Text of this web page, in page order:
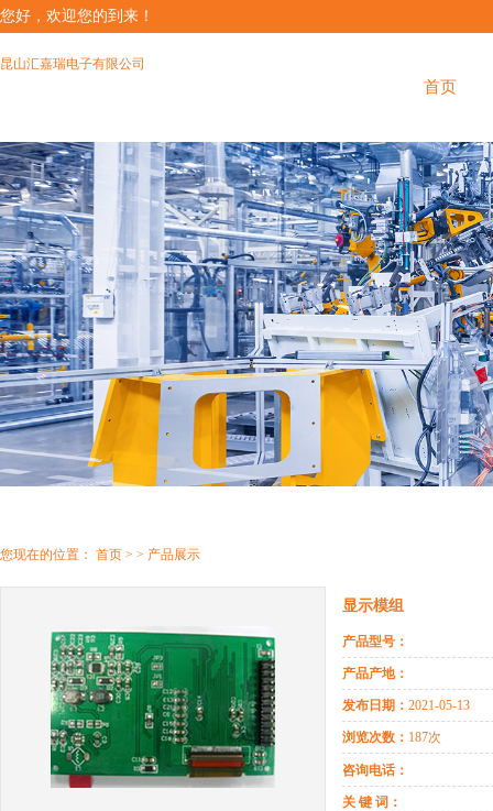
您好，欢迎您的到来！
昆山汇嘉瑞电子有限公司
首页
您现在的位置： 首页 > > 产品展示
显示模组
产品型号：
产品产地：
发布日期： 2021-05-13
浏览次数： 187次
咨询电话：
关 键 词：